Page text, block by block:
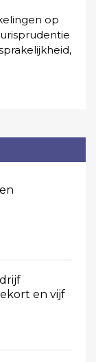
op
en vijf